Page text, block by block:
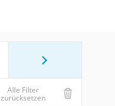
Alle Filter
zurücksetzen